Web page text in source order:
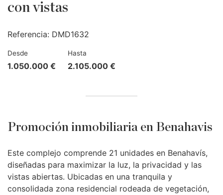
con vistas
Referencia: DMD1632
Desde
1.050.000 €
Hasta
2.105.000 €
Promoción inmobiliaria en Benahavis
Este complejo comprende 21 unidades en Benahavís,
diseñadas para maximizar la luz, la privacidad y las
vistas abiertas. Ubicadas en una tranquila y
consolidada zona residencial rodeada de vegetación,